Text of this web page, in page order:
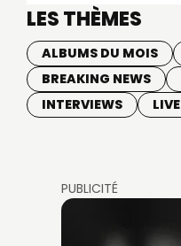
LES THÈMES
ALBUMS DU MOIS
BREAKING NEWS
INTERVIEWS
LIVE
PUBLICITÉ